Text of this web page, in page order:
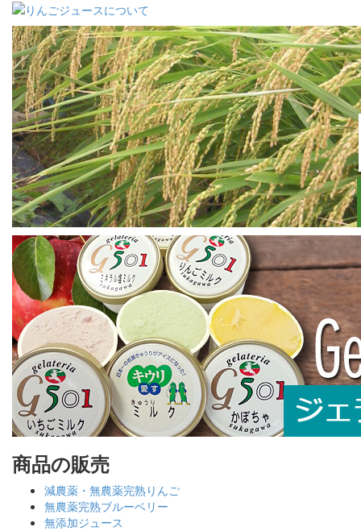
商品の販売
減農薬・無農薬完熟りんご
無農薬完熟ブルーベリー
無添加ジュース